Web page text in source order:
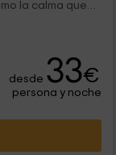
la calma que
lo preciso
La zona de la
Portugal como
de
desde 33€
persona y noche